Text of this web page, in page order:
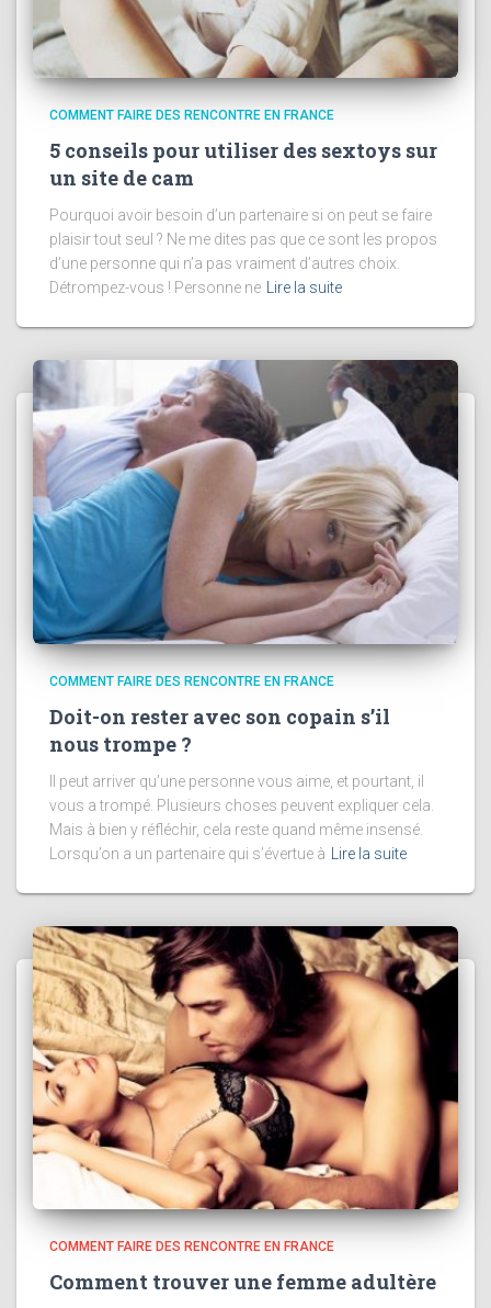
COMMENT FAIRE DES RENCONTRE EN FRANCE
5 conseils pour utiliser des sextoys sur
un site de cam
Pourquoi avoir besoin d’un partenaire si on peut se faire
plaisir tout seul ? Ne me dites pas que ce sont les propos
d’une personne qui n’a pas vraiment d’autres choix.
Détrompez-vous ! Personne ne
Lire la suite
COMMENT FAIRE DES RENCONTRE EN FRANCE
Doit-on rester avec son copain s’il
nous trompe ?
Il peut arriver qu’une personne vous aime, et pourtant, il
vous a trompé. Plusieurs choses peuvent expliquer cela.
Mais à bien y réfléchir, cela reste quand même insensé.
Lorsqu’on a un partenaire qui s’évertue à
Lire la suite
COMMENT FAIRE DES RENCONTRE EN FRANCE
Comment trouver une femme adultère